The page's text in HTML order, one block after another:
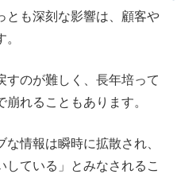
とも深刻な影響は、顧客や
すのが難しく、長年培って
れることもあります。
情報は瞬時に拡散され、
ている」とみなされるこ